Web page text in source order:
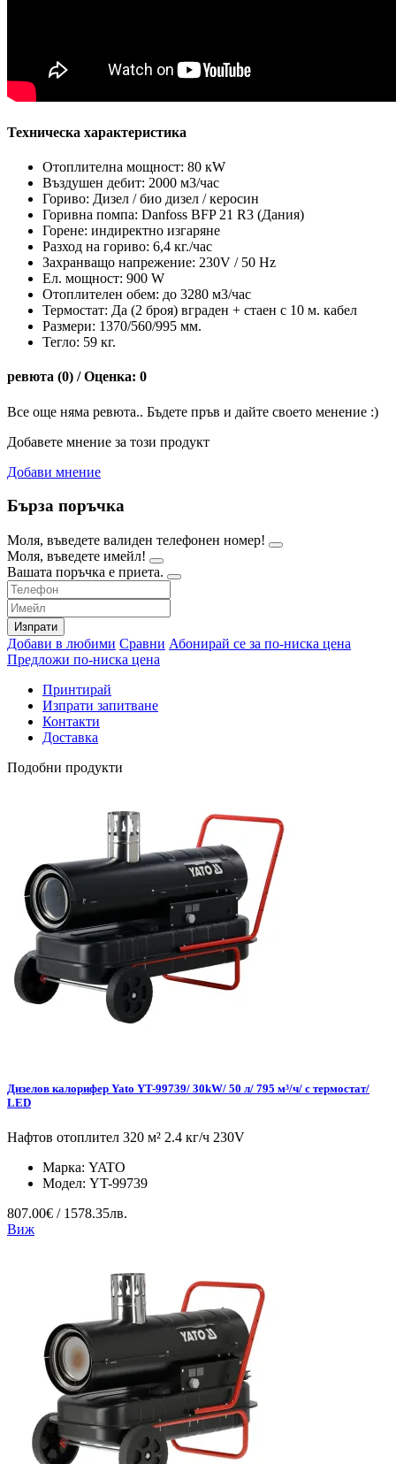
Техническа характеристика
Отоплителна мощност: 80 кW
Въздушен дебит: 2000 м3/час
Гориво: Дизел / био дизел / керосин
Горивна помпа: Danfoss BFP 21 R3 (Дания)
Горене: индиректно изгаряне
Разход на гориво: 6,4 кг./час
Захранващо напрежение: 230V / 50 Hz
Ел. мощност: 900 W
Отоплителен обем: до 3280 м3/час
Термостат: Да (2 броя) вграден + стаен с 10 м. кабел
Размери: 1370/560/995 мм.
Тегло: 59 кг.
ревюта (0) / Оценка: 0
Все още няма ревюта.. Бъдете пръв и дайте своето менение :)
Добавете мнение за този продукт
Добави мнение
Бърза поръчка
Моля, въведете валиден телефонен номер!
Моля, въведете имейл!
Вашата поръчка е приета.
Изпрати
Добави в любими Сравни Абонирай се за по-ниска цена
Предложи по-ниска цена
Принтирай
Изпрати запитване
Контакти
Доставка
Подобни продукти
Дизелов калорифер Yato YT-99739/ 30kW/ 50 л/ 795 м³/ч/ с термостат/
LED
Нафтов отоплител 320 м² 2.4 кг/ч 230V
Марка: YATO
Модел: YT-99739
807.00€ / 1578.35лв.
Виж